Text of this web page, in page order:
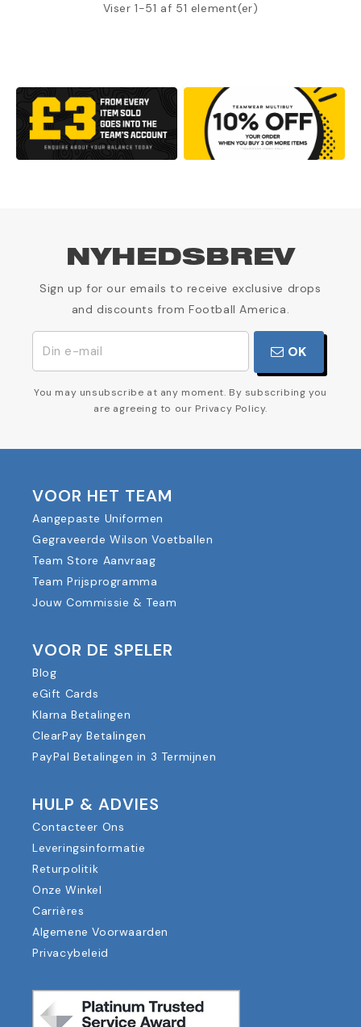
Viser 1-51 af 51 element(er)
NYHEDSBREV
Sign up for our emails to receive exclusive drops
and discounts from Football America.
OK
You may unsubscribe at any moment. By subscribing you
are agreeing to our Privacy Policy.
VOOR HET TEAM
Aangepaste Uniformen
Gegraveerde Wilson Voetballen
Team Store Aanvraag
Team Prijsprogramma
Jouw Commissie & Team
VOOR DE SPELER
Blog
eGift Cards
Klarna Betalingen
ClearPay Betalingen
PayPal Betalingen in 3 Termijnen
HULP & ADVIES
Contacteer Ons
Leveringsinformatie
Returpolitik
Onze Winkel
Carrières
Algemene Voorwaarden
Privacybeleid